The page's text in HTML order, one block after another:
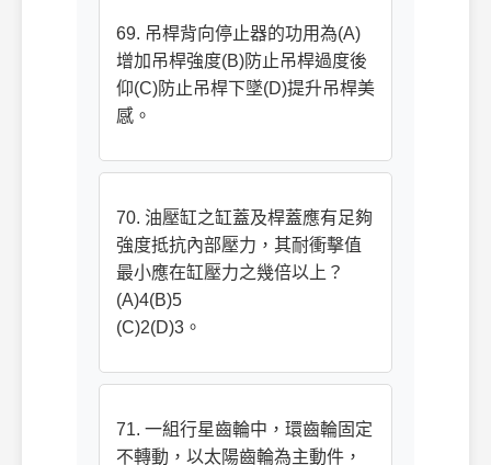
69. 吊桿背向停止器的功用為(A)
增加吊桿強度(B)防止吊桿過度後
仰(C)防止吊桿下墜(D)提升吊桿美
感。
70. 油壓缸之缸蓋及桿蓋應有足夠
強度抵抗內部壓力，其耐衝擊值
最小應在缸壓力之幾倍以上？
(A)4(B)5
(C)2(D)3。
71. 一組行星齒輪中，環齒輪固定
不轉動，以太陽齒輪為主動件，